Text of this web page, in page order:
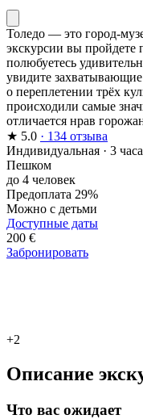
Толедо — это город-
экскурсии вы пройдете
полюбуетесь
увидите
о переплетении трёх
происходили самые
отличается нрав
★ 5.0 · 134 отзыва
Индивидуальная · 3 часа
Пешком
до 4 человек
Предоплата 29%
Можно с детьми
Доступные даты
200 €
Забронировать
+2
Описание
Что вас ожидает